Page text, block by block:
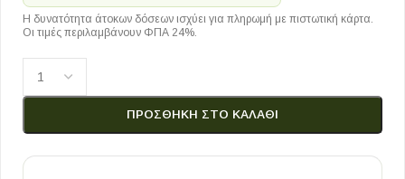
Η δυνατότητα άτοκων δόσεων ισχύει για πληρωμή με πιστωτική κάρτα.
Οι τιμές περιλαμβάνουν ΦΠΑ 24%.
ΠΡΟΣΘΉΚΗ ΣΤΟ ΚΑΛΆΘΙ